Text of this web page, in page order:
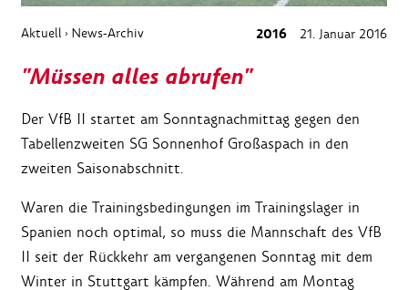
Aktuell › News-Archiv 2016 21. Januar 2016
"Müssen alles abrufen"
Der VfB II startet am Sonntagnachmittag gegen den
Tabellenzweiten SG Sonnenhof Großaspach in den
zweiten Saisonabschnitt.
Waren die Trainingsbedingungen im Trainingslager in
Spanien noch optimal, so muss die Mannschaft des VfB
II seit der Rückkehr am vergangenen Sonntag mit dem
Winter in Stuttgart kämpfen. Während am Montag